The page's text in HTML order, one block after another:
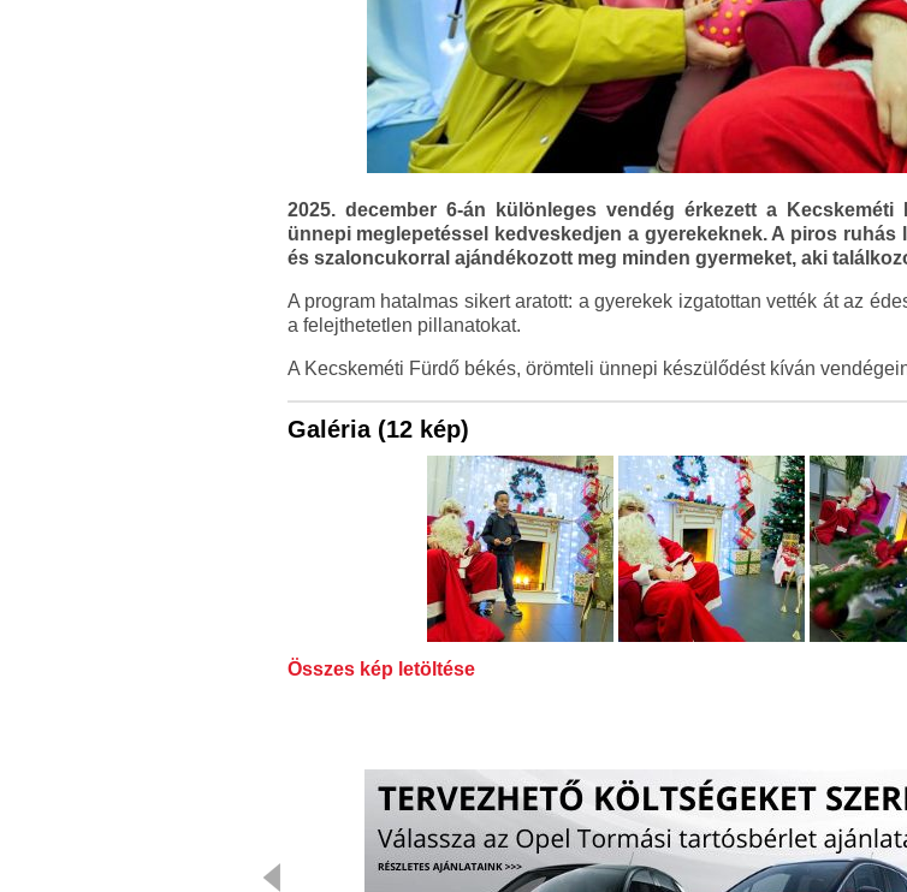
2025. december 6-án különleges vendég érkezett a
ünnepi meglepetéssel kedveskedjen a gyerekeknek. A piros
és szaloncukorral ajándékozott meg minden gyermeket, aki
A program hatalmas sikert aratott: a gyerekek izgatottan vették át az
a felejthetetlen pillanatokat.
A Kecskeméti Fürdő békés, örömteli ünnepi készülődést kíván
Galéria (12 kép)
Összes kép letöltése